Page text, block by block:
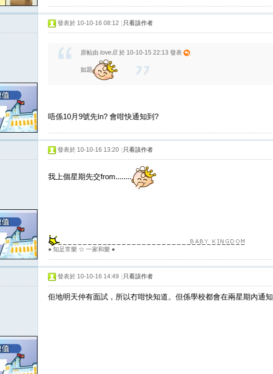
發表於 10-10-16 08:12 只看該作者
原帖由 love旦 於 10-10-15 22:13 發表
如題
唔係10月9號先In? 會咁快通知到?
發表於 10-10-16 13:20 只看該作者
我上個星期先交from........
● 知足常樂 ☆ 一家和樂 ●
發表於 10-10-16 14:49 只看該作者
佢地明天仲有面試，所以冇咁快知道。但係學校都會在兩星期內通知